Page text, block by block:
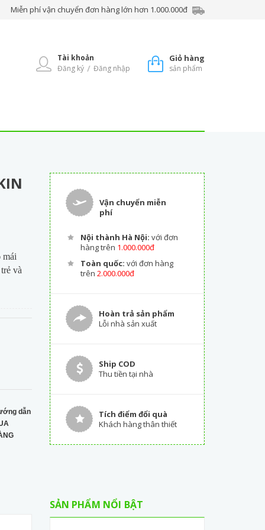
Miễn phí vận chuyển đơn hàng lớn hơn 1.000.000đ
Tài khoản
Đăng ký / Đăng nhập
Giỏ hàng
sản phẩm
mái
và
dẫn
Vận chuyển miễn
phí
Nội thành Hà Nội: với đơn
hàng trên 1.000.000đ
Toàn quốc: với đơn hàng
trên 2.000.000đ
Hoàn trả sản phẩm
Lỗi nhà sản xuất
Ship COD
Thu tiền tại nhà
Tích điểm đổi quà
Khách hàng thân thiết
SẢN PHẨM NỔI BẬT